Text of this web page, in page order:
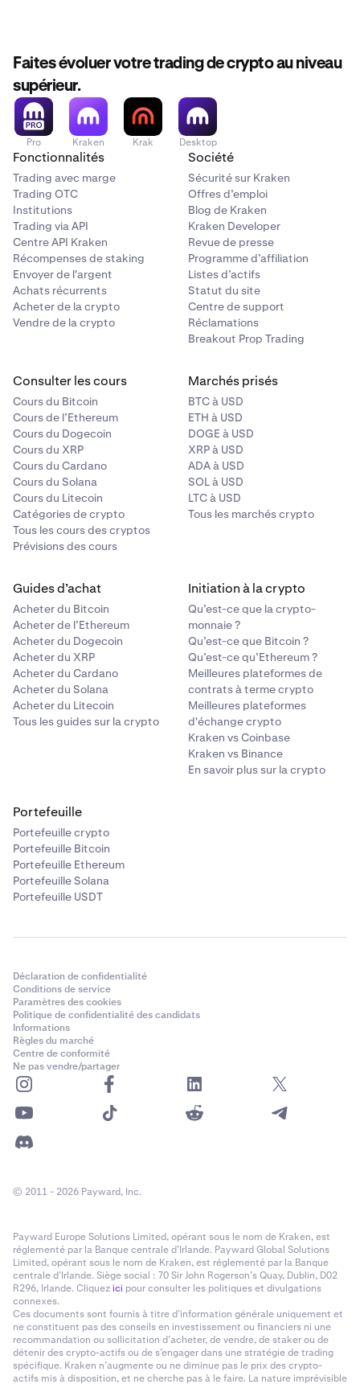
Faites évoluer votre trading de crypto au niveau
supérieur.
Pro Kraken Krak Desktop
Fonctionnalités
Trading avec marge
Trading OTC
Institutions
Trading via API
Centre API Kraken
Récompenses de staking
Envoyer de l'argent
Achats récurrents
Acheter de la crypto
Vendre de la crypto
Société
Sécurité sur Kraken
Offres d’emploi
Blog de Kraken
Kraken Developer
Revue de presse
Programme d’affiliation
Listes d’actifs
Statut du site
Centre de support
Réclamations
Breakout Prop Trading
Consulter les cours
Cours du Bitcoin
Cours de l’Ethereum
Cours du Dogecoin
Cours du XRP
Cours du Cardano
Cours du Solana
Cours du Litecoin
Catégories de crypto
Tous les cours des cryptos
Prévisions des cours
Marchés prisés
BTC à USD
ETH à USD
DOGE à USD
XRP à USD
ADA à USD
SOL à USD
LTC à USD
Tous les marchés crypto
Guides d’achat
Acheter du Bitcoin
Acheter de l’Ethereum
Acheter du Dogecoin
Acheter du XRP
Acheter du Cardano
Acheter du Solana
Acheter du Litecoin
Tous les guides sur la crypto
Initiation à la crypto
Qu’est-ce que la crypto-
monnaie ?
Qu’est-ce que Bitcoin ?
Qu’est-ce qu’Ethereum ?
Meilleures plateformes de
contrats à terme crypto
Meilleures plateformes
d'échange crypto
Kraken vs Coinbase
Kraken vs Binance
En savoir plus sur la crypto
Portefeuille
Portefeuille crypto
Portefeuille Bitcoin
Portefeuille Ethereum
Portefeuille Solana
Portefeuille USDT
Déclaration de confidentialité
Conditions de service
Paramètres des cookies
Politique de confidentialité des candidats
Informations
Règles du marché
Centre de conformité
Ne pas vendre/partager
© 2011 - 2026 Payward, Inc.
Payward Europe Solutions Limited, opérant sous le nom de Kraken, est
réglementé par la Banque centrale d’Irlande. Payward Global Solutions
Limited, opérant sous le nom de Kraken, est réglementé par la Banque
centrale d’Irlande. Siège social : 70 Sir John Rogerson’s Quay, Dublin, D02
R296, Irlande. Cliquezici pour consulter les politiques et divulgations
connexes.
Ces documents sont fournis à titre d’information générale uniquement et
ne constituent pas des conseils en investissement ou financiers ni une
recommandation ou sollicitation d’acheter, de vendre, de staker ou de
détenir des crypto-actifs ou de s’engager dans une stratégie de trading
spécifique. Kraken n’augmente ou ne diminue pas le prix des crypto-
actifs mis à disposition, et ne cherche pas à le faire. La nature imprévisible